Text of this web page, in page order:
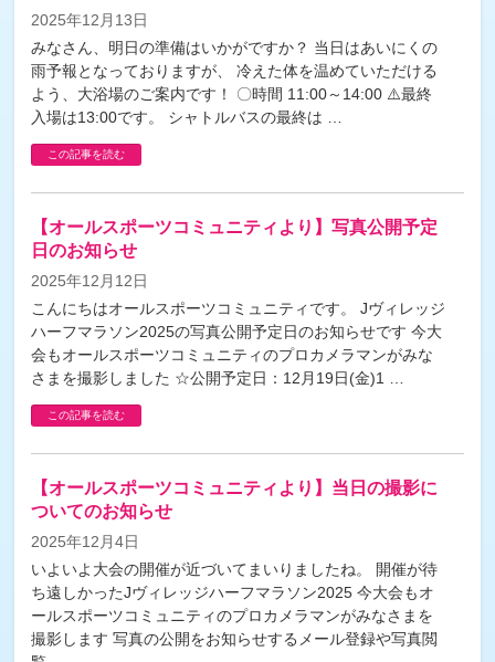
2025年12月13日
みなさん、明日の準備はいかがですか？ 当日はあいにくの
雨予報となっておりますが、 冷えた体を温めていただける
よう、大浴場のご案内です！ 〇時間 11:00～14:00 ⚠️最終
入場は13:00です。 シャトルバスの最終は …
この記事を読む
【オールスポーツコミュニティより】写真公開予定
日のお知らせ
2025年12月12日
こんにちはオールスポーツコミュニティです。 Jヴィレッジ
ハーフマラソン2025の写真公開予定日のお知らせです 今大
会もオールスポーツコミュニティのプロカメラマンがみな
さまを撮影しました ☆公開予定日：12月19日(金)1 …
この記事を読む
【オールスポーツコミュニティより】当日の撮影に
ついてのお知らせ
2025年12月4日
いよいよ大会の開催が近づいてまいりましたね。 開催が待
ち遠しかったJヴィレッジハーフマラソン2025 今大会もオ
ールスポーツコミュニティのプロカメラマンがみなさまを
撮影します 写真の公開をお知らせするメール登録や写真閲